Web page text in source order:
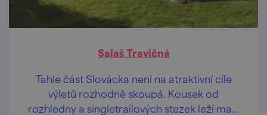
Salaš Travičná
Tahle část Slovácka není na atraktivní cíle
výletů rozhodně skoupá. Kousek od
rozhledny a singletrailových stezek leží malý